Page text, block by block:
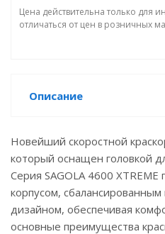
Цена действительна только для
отличаться от цен в розничных
Описание
Новейший скоростной
который оснащен головкой
Серия SAGOLA 4600 XTREME
корпусом,
дизайном, обеспечивая
основные преимущества